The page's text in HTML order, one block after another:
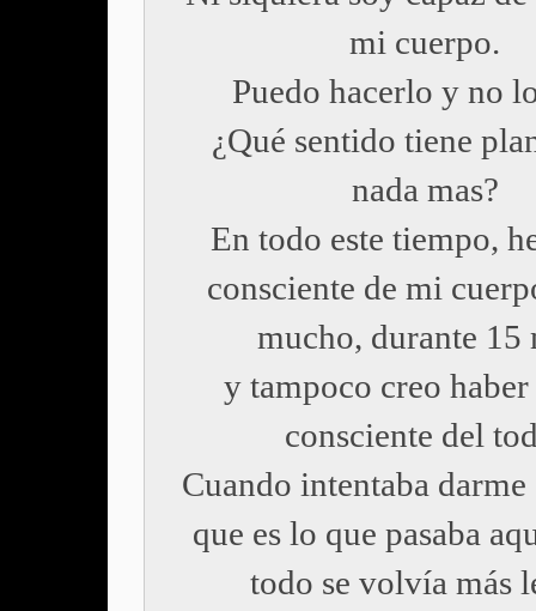
mi cuerpo.
Puedo hacerlo y no
¿Qué sentido tiene
nada mas?
En todo este tiempo,
consciente de mi
mucho, durante 15
y tampoco creo haber
consciente del
Cuando intentaba darme
que es lo que pasaba
todo se volvía más